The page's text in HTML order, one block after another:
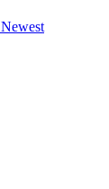
Newest